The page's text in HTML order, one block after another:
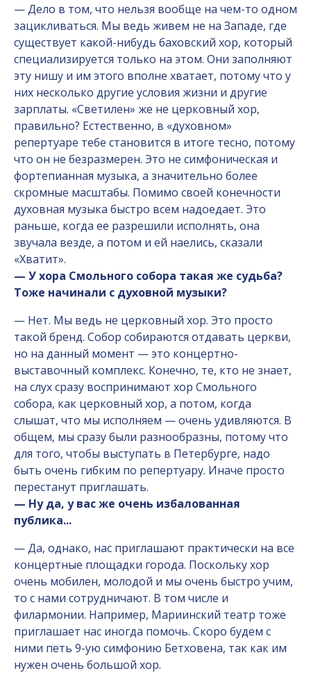
— Дело в том, что нельзя вообще на чем-то одном
зацикливаться. Мы ведь живем не на Западе, где
существует какой-нибудь баховский хор, который
специализируется только на этом. Они заполняют
эту нишу и им этого вполне хватает, потому что у
них несколько другие условия жизни и другие
зарплаты. «Светилен» же не церковный хор,
правильно? Естественно, в «духовном»
репертуаре тебе становится в итоге тесно, потому
что он не безразмерен. Это не симфоническая и
фортепианная музыка, а значительно более
скромные масштабы. Помимо своей конечности
духовная музыка быстро всем надоедает. Это
раньше, когда ее разрешили исполнять, она
звучала везде, а потом и ей наелись, сказали
«Хватит».
— У хора Смольного собора такая же судьба?
Тоже начинали с духовной музыки?
— Нет. Мы ведь не церковный хор. Это просто
такой бренд. Собор собираются отдавать церкви,
но на данный момент — это концертно-
выставочный комплекс. Конечно, те, кто не знает,
на слух сразу воспринимают хор Смольного
собора, как церковный хор, а потом, когда
слышат, что мы исполняем — очень удивляются. В
общем, мы сразу были разнообразны, потому что
для того, чтобы выступать в Петербурге, надо
быть очень гибким по репертуару. Иначе просто
перестанут приглашать.
— Ну да, у вас же очень избалованная
публика...
— Да, однако, нас приглашают практически на все
концертные площадки города. Поскольку хор
очень мобилен, молодой и мы очень быстро учим,
то с нами сотрудничают. В том числе и
филармонии. Например, Мариинский театр тоже
приглашает нас иногда помочь. Скоро будем с
ними петь 9-ую симфонию Бетховена, так как им
нужен очень большой хор.